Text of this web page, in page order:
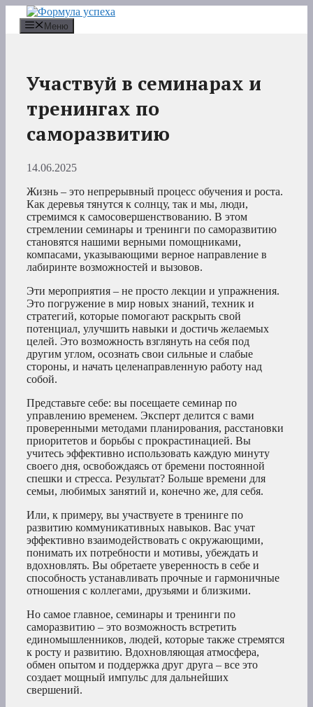
Перейти
содержимому
Меню
Участвуй в семинарах и
тренингах по
саморазвитию
14.06.2025
Жизнь – это непрерывный процесс обучения и роста.
Как деревья тянутся к солнцу, так и мы, люди,
стремимся к самосовершенствованию. В этом
стремлении семинары и тренинги по саморазвитию
становятся нашими верными помощниками,
компасами, указывающими верное направление в
лабиринте возможностей и вызовов.
Эти мероприятия – не просто лекции и упражнения.
Это погружение в мир новых знаний, техник и
стратегий, которые помогают раскрыть свой
потенциал, улучшить навыки и достичь желаемых
целей. Это возможность взглянуть на себя под
другим углом, осознать свои сильные и слабые
стороны, и начать целенаправленную работу над
собой.
Представьте себе: вы посещаете семинар по
управлению временем. Эксперт делится с вами
проверенными методами планирования, расстановки
приоритетов и борьбы с прокрастинацией. Вы
учитесь эффективно использовать каждую минуту
своего дня, освобождаясь от бремени постоянной
спешки и стресса. Результат? Больше времени для
семьи, любимых занятий и, конечно же, для себя.
Или, к примеру, вы участвуете в тренинге по
развитию коммуникативных навыков. Вас учат
эффективно взаимодействовать с окружающими,
понимать их потребности и мотивы, убеждать и
вдохновлять. Вы обретаете уверенность в себе и
способность устанавливать прочные и гармоничные
отношения с коллегами, друзьями и близкими.
Но самое главное, семинары и тренинги по
саморазвитию – это возможность встретить
единомышленников, людей, которые также стремятся
к росту и развитию. Вдохновляющая атмосфера,
обмен опытом и поддержка друг друга – все это
создает мощный импульс для дальнейших
свершений.